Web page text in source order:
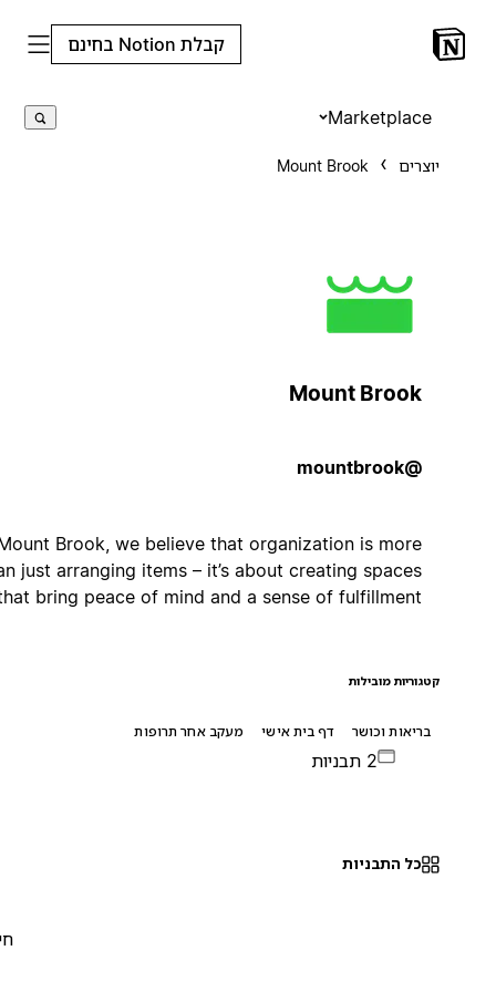
קבלת Notion בחינם
Marketplace
Mount Brook
Mount Brook
At Mount Brook, we believe that organization is more
than just arranging items – it’s about creating spaces
that bring peace of mind and a sense of fulfillment.
קטגוריות מובילות
בריאות וכושר דף בית אישי מעקב אחר תרופות
כל התבניות
0